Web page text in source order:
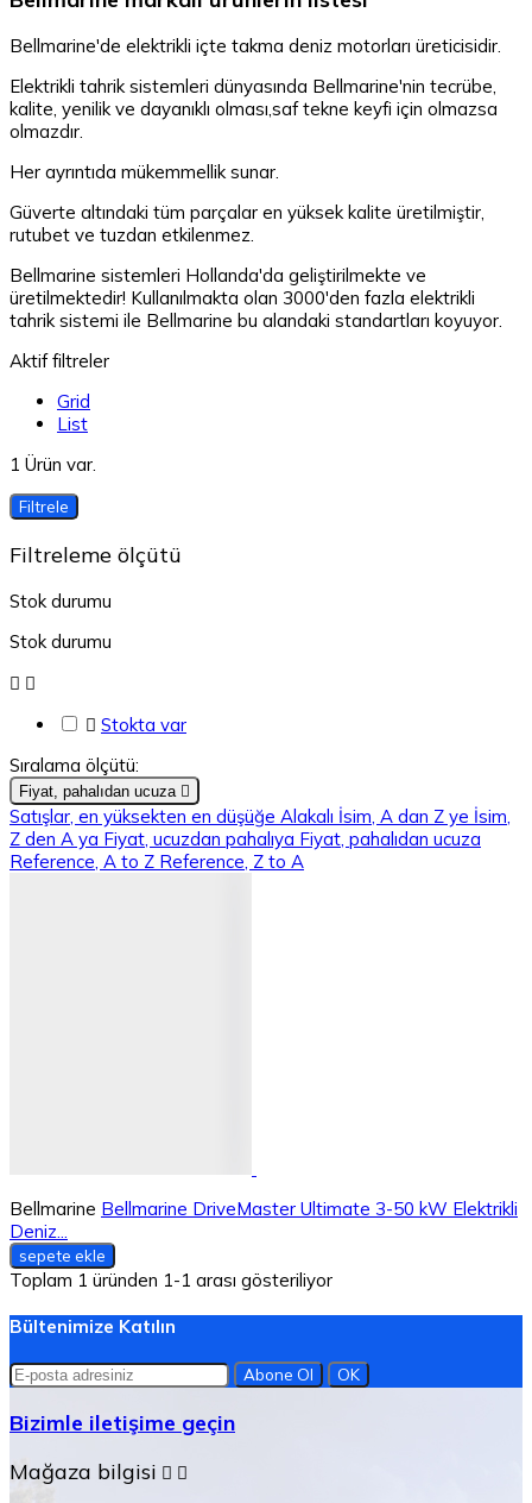
Bellmarine'de elektrikli içte takma deniz motorları üreticisidir.
Elektrikli tahrik sistemleri dünyasında Bellmarine'nin tecrübe,
kalite, yenilik ve dayanıklı olması,saf tekne keyfi için olmazsa
olmazdır.
Her ayrıntıda mükemmellik sunar.
Güverte altındaki tüm parçalar en yüksek kalite üretilmiştir,
rutubet ve tuzdan etkilenmez.
Bellmarine sistemleri Hollanda'da geliştirilmekte ve
üretilmektedir! Kullanılmakta olan 3000'den fazla elektrikli
tahrik sistemi ile Bellmarine bu alandaki standartları koyuyor.
Aktif filtreler
Grid
List
1 Ürün var.
Filtrele
Filtreleme ölçütü
Stok durumu
Stok durumu
 
 Stokta var
Sıralama ölçütü:
Fiyat, pahalıdan ucuza 
Satışlar, en yüksekten en düşüğe Alakalı İsim, A dan Z ye İsim,
Z den A ya Fiyat, ucuzdan pahalıya Fiyat, pahalıdan ucuza
Reference, A to Z Reference, Z to A
Bellmarine Bellmarine DriveMaster Ultimate 3-50 kW Elektrikli
Deniz...
sepete ekle
Toplam 1 üründen 1-1 arası gösteriliyor
Bültenimize Katılın
Bizimle iletişime geçin
Mağaza bilgisi  